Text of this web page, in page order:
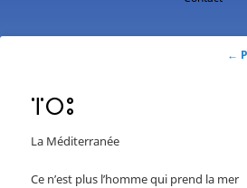
←
ⴶⵔⵓ
La Méditerranée
Ce n’est plus l’homme qui prend la mer